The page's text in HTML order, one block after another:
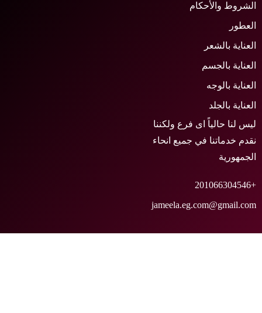
والأحكام
بالشعر
بالجسم
بالوجه
بالجلد
لنا حالياً اى فرع ولكننا
خدماتنا في جميع انحاء